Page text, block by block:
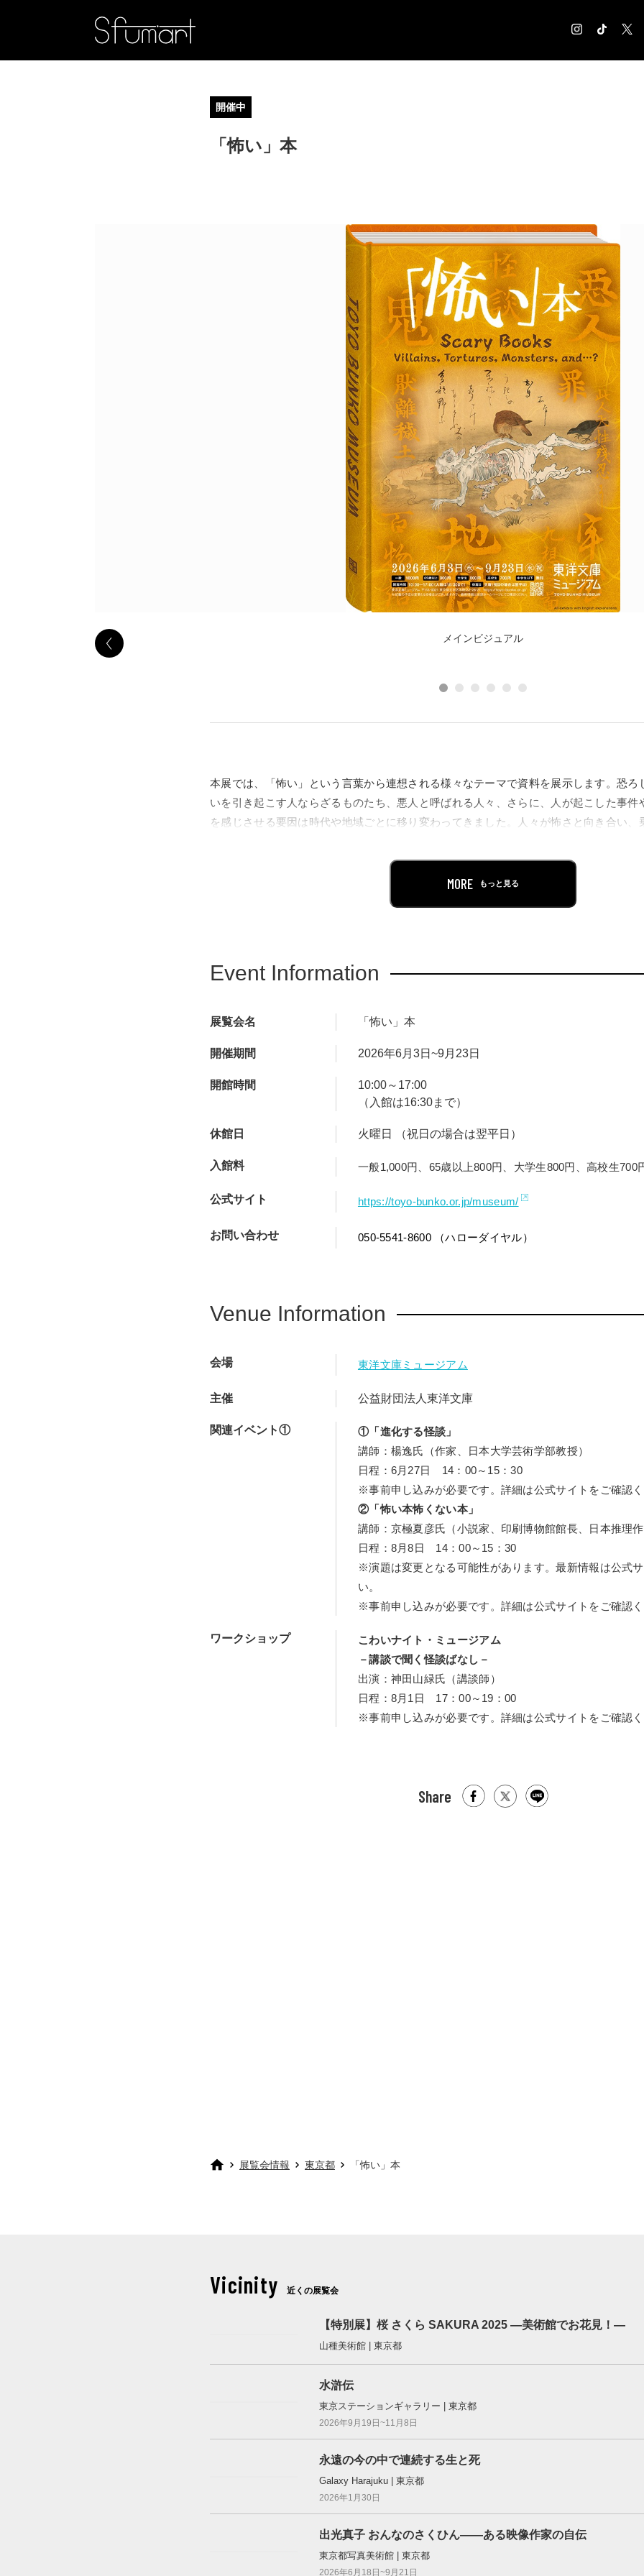
CONTACT お問合せ
POLICY COMPANY
開催中
「怖い」本
メインビジュアル
本展では、「怖い」という言葉から連想される様々なテーマで資料を展示します。恐ろ
いを引き起こす人ならざるものたち、悪人と呼ばれる人々、さらに、人が起こした事
を感じさせる要因は時代や地域ごとに移り変わってきました。人々が怖さと向き合い、
MORE もっと見る
Event Information
展覧会名 「怖い」本
開催期間 2026年6月3日~9月23日
開館時間
10:00～17:00
（入館は16:30まで）
休館日 火曜日 （祝日の場合は翌平日）
入館料 一般1,000円、65歳以上800円、大学生800円、高校生700
公式サイト https://toyo-bunko.or.jp/museum/
お問い合わせ 050-5541-8600 （ハローダイヤル）
Venue Information
会場 東洋文庫ミュージアム
主催 公益財団法人東洋文庫
関連イベント①
①「進化する怪談」
講師：楊逸氏（作家、日本大学芸術学部教授）
日程：6月27日 14：00～15：30
※事前申し込みが必要です。詳細は公式サイトをご確認
②「怖い本怖くない本」
講師：京極夏彦氏（小説家、印刷博物館館長、日本推理
日程：8月8日 14：00～15：30
※演題は変更となる可能性があります。最新情報は公式
い。
※事前申し込みが必要です。詳細は公式サイトをご確認
ワークショップ
こわいナイト・ミュージアム
－講談で聞く怪談ばなし－
出演：神田山緑氏（講談師）
日程：8月1日 17：00～19：00
※事前申し込みが必要です。詳細は公式サイトをご確認
Share
展覧会情報 東京都 「怖い」本
Vicinity 近くの展覧会
【特別展】桜 さくら SAKURA 2025 ―美術館でお花見！―
山種美術館 | 東京都
水滸伝
東京ステーションギャラリー | 東京都
2026年9月19日~11月8日
永遠の今の中で連続する生と死
Galaxy Harajuku | 東京都
2026年1月30日
出光真子 おんなのさくひん――ある映像作家の自伝
東京都写真美術館 | 東京都
2026年6月18日~9月21日